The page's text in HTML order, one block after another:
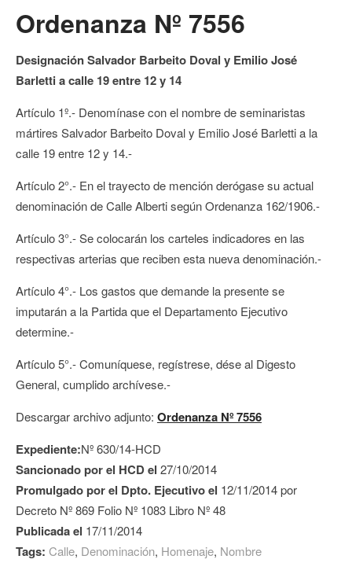
Ordenanza Nº 7556
Designación Salvador Barbeito Doval y Emilio José
Barletti a calle 19 entre 12 y 14
Artículo 1º.- Denomínase con el nombre de seminaristas
mártires Salvador Barbeito Doval y Emilio José Barletti a la
calle 19 entre 12 y 14.-
Artículo 2°.- En el trayecto de mención derógase su actual
denominación de Calle Alberti según Ordenanza 162/1906.-
Artículo 3°.- Se colocarán los carteles indicadores en las
respectivas arterias que reciben esta nueva denominación.-
Artículo 4°.- Los gastos que demande la presente se
imputarán a la Partida que el Departamento Ejecutivo
determine.-
Artículo 5°.- Comuníquese, regístrese, dése al Digesto
General, cumplido archívese.-
Descargar archivo adjunto: Ordenanza Nº 7556
Expediente:Nº 630/14-HCD
Sancionado por el HCD el 27/10/2014
Promulgado por el Dpto. Ejecutivo el 12/11/2014 por
Decreto Nº 869 Folio Nº 1083 Libro Nº 48
Publicada el 17/11/2014
Tags: Calle, Denominación, Homenaje, Nombre